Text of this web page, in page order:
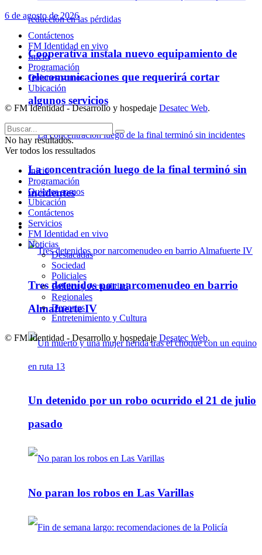
Cooperativa instala nuevo equipamiento de
telecomunicaciones que requerirá cortar
algunos servicios
La concentración luego de la final terminó sin
incidentes
Policiales
Tres detenidos por narcomenudeo en barrio
Almafuerte IV
Un detenido por un robo ocurrido el 21 de julio
pasado
No paran los robos en Las Varillas
6 de agosto de 2026
Contáctenos
FM Identidad en vivo
Inicio
Programación
Quienes somos
Ubicación
© FM Identidad - Desarrollo y hospedaje Desatec Web.
No hay resultados.
Ver todos los ressultados
Inicio
Programación
Quienes somos
Ubicación
Contáctenos
Servicios
FM Identidad en vivo
Noticias
Destacadas
Sociedad
Policiales
Política y Actualidad
Regionales
Deportes
Entretenimiento y Cultura
© FM Identidad - Desarrollo y hospedaje Desatec Web.